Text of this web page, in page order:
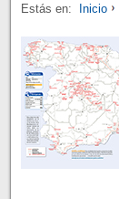
Estás en: Inicio